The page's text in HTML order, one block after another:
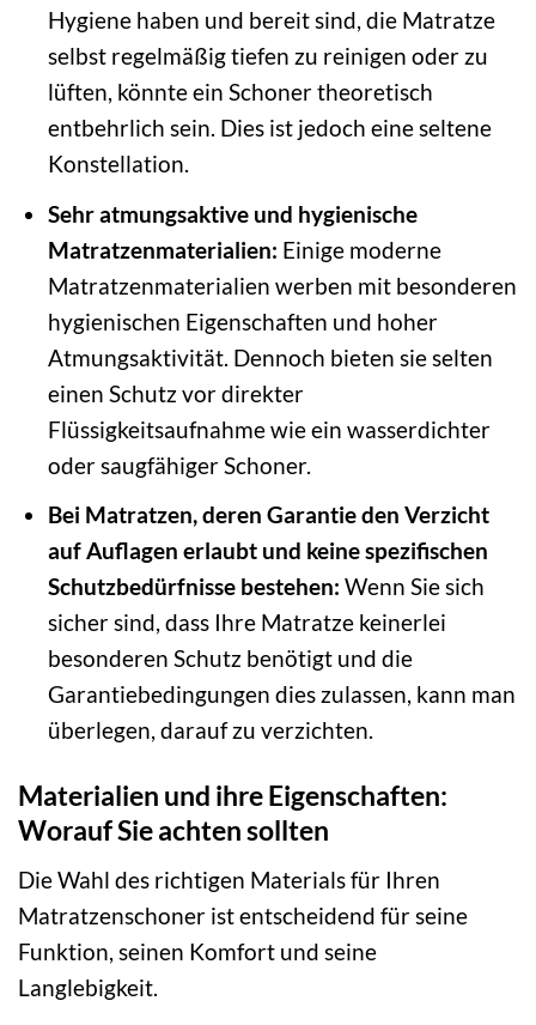
Hygiene haben und bereit sind, die Matratze
selbst regelmäßig tiefen zu reinigen oder zu
lüften, könnte ein Schoner theoretisch
entbehrlich sein. Dies ist jedoch eine seltene
Konstellation.
Sehr atmungsaktive und hygienische
Matratzenmaterialien: Einige moderne
Matratzenmaterialien werben mit besonderen
hygienischen Eigenschaften und hoher
Atmungsaktivität. Dennoch bieten sie selten
einen Schutz vor direkter
Flüssigkeitsaufnahme wie ein wasserdichter
oder saugfähiger Schoner.
Bei Matratzen, deren Garantie den Verzicht
auf Auflagen erlaubt und keine spezifischen
Schutzbedürfnisse bestehen: Wenn Sie sich
sicher sind, dass Ihre Matratze keinerlei
besonderen Schutz benötigt und die
Garantiebedingungen dies zulassen, kann man
überlegen, darauf zu verzichten.
Materialien und ihre Eigenschaften:
Worauf Sie achten sollten
Die Wahl des richtigen Materials für Ihren
Matratzenschoner ist entscheidend für seine
Funktion, seinen Komfort und seine
Langlebigkeit.